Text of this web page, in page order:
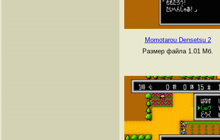
Momotarou Densetsu 2
Размер файла 1.01 Мб.